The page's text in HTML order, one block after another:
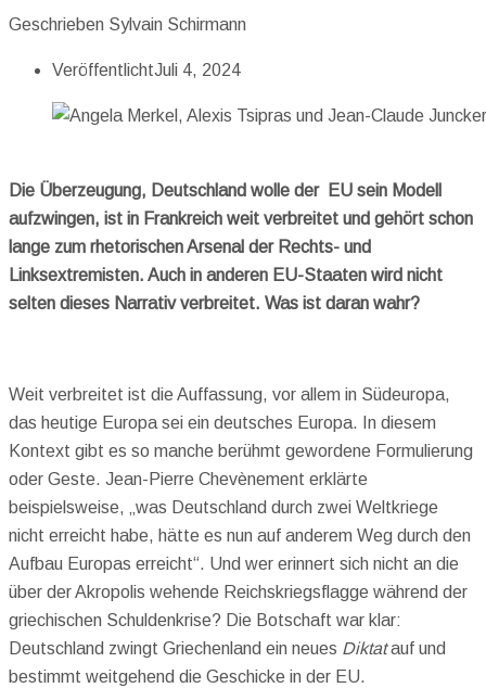
Geschrieben Sylvain Schirmann
VeröffentlichtJuli 4, 2024
Die Überzeugung, Deutschland wolle der EU sein Modell
aufzwingen, ist in Frankreich weit verbreitet und gehört schon
lange zum rhetorischen Arsenal der Rechts- und
Linksextremisten. Auch in anderen EU-Staaten wird nicht
selten dieses Narrativ verbreitet. Was ist daran wahr?
Weit verbreitet ist die Auffassung, vor allem in Südeuropa,
das heutige Europa sei ein deutsches Europa. In diesem
Kontext gibt es so manche berühmt gewordene Formulierung
oder Geste. Jean-Pierre Chevènement erklärte
beispielsweise, „was Deutschland durch zwei Weltkriege
nicht erreicht habe, hätte es nun auf anderem Weg durch den
Aufbau Europas erreicht“. Und wer erinnert sich nicht an die
über der Akropolis wehende Reichskriegsflagge während der
griechischen Schuldenkrise? Die Botschaft war klar:
Deutschland zwingt Griechenland ein neues Diktatauf und
bestimmt weitgehend die Geschicke in der EU.